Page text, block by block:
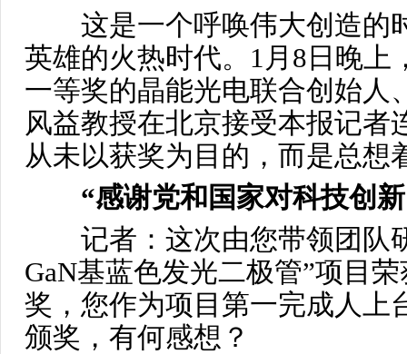
这是一个呼唤伟大创造的
英雄的火热时代。1月8日晚上
一等奖的晶能光电联合创始人
风益教授在北京接受本报记者
从未以获奖为目的，而是总想
“感谢党和国家对科技创
记者：这次由您带领团队
GaN基蓝色发光二极管”项目
奖，您作为项目第一完成人上
颁奖，有何感想？